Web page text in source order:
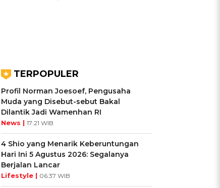
TERPOPULER
Profil Norman Joesoef, Pengusaha
Muda yang Disebut-sebut Bakal
Dilantik Jadi Wamenhan RI
News | 17:21 WIB
4 Shio yang Menarik Keberuntungan
Hari Ini 5 Agustus 2026: Segalanya
Berjalan Lancar
Lifestyle | 06:37 WIB